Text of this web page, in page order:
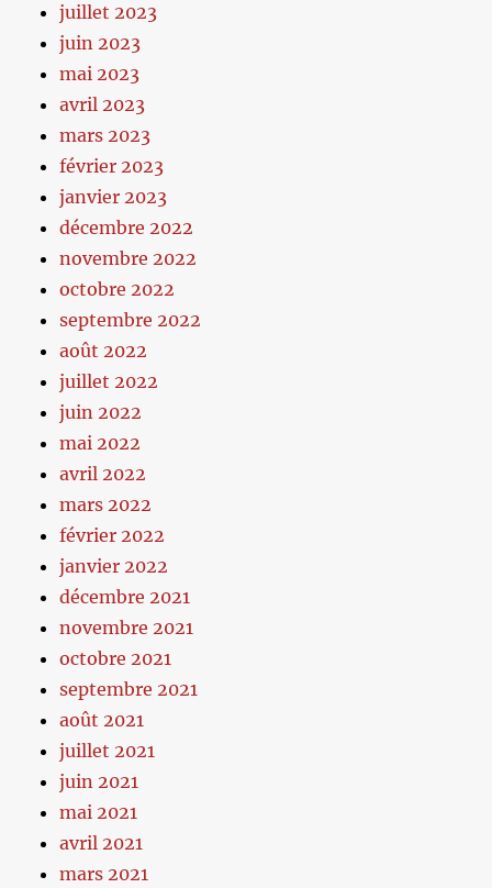
juillet 2023
juin 2023
mai 2023
avril 2023
mars 2023
février 2023
janvier 2023
décembre 2022
novembre 2022
octobre 2022
septembre 2022
août 2022
juillet 2022
juin 2022
mai 2022
avril 2022
mars 2022
février 2022
janvier 2022
décembre 2021
novembre 2021
octobre 2021
septembre 2021
août 2021
juillet 2021
juin 2021
mai 2021
avril 2021
mars 2021